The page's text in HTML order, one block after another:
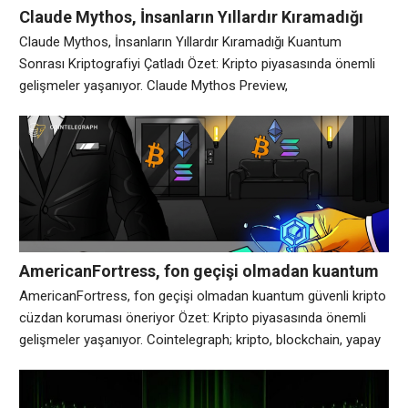
Claude Mythos, İnsanların Yıllardır Kıramadığı
Kuantum Sonrası Kriptografiyi Çatladı
Claude Mythos, İnsanların Yıllardır Kıramadığı Kuantum
Sonrası Kriptografiyi Çatladı Özet: Kripto piyasasında önemli
gelişmeler yaşanıyor. Claude Mythos Preview,
matematiksel yöntemler olan kriptografik algoritmalardaki
zayıflıkları bulmasına yardımcı oldu. Daha fazlasını okuyun:
https://t.co/TYKLjb3Q7V — Antropik (@AntropikAI) 28
Temmuz 2026 Analiz: Piyasa hareketliliği devam ediyor.
AmericanFortress, fon geçişi olmadan kuantum
güvenli kripto cüzdan koruması öneriyor
AmericanFortress, fon geçişi olmadan kuantum güvenli kripto
cüzdan koruması öneriyor Özet: Kripto piyasasında önemli
gelişmeler yaşanıyor. Cointelegraph; kripto, blockchain, yapay